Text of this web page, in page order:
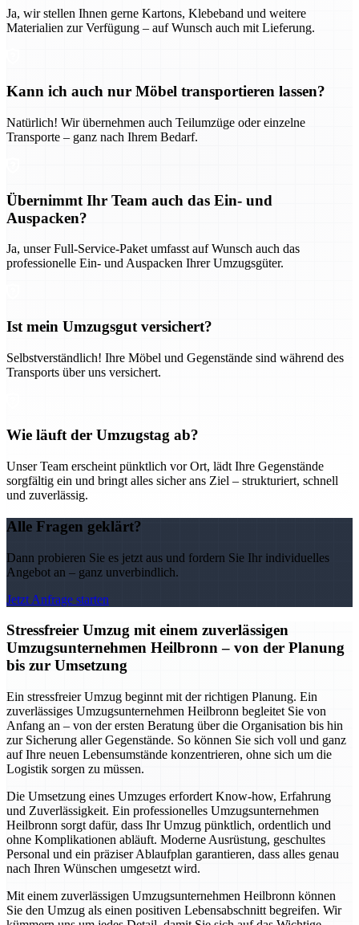
Ja, wir stellen Ihnen gerne Kartons, Klebeband und weitere
Materialien zur Verfügung – auf Wunsch auch mit Lieferung.
Kann ich auch nur Möbel transportieren lassen?
Natürlich! Wir übernehmen auch Teilumzüge oder einzelne
Transporte – ganz nach Ihrem Bedarf.
Übernimmt Ihr Team auch das Ein- und
Auspacken?
Ja, unser Full-Service-Paket umfasst auf Wunsch auch das
professionelle Ein- und Auspacken Ihrer Umzugsgüter.
Ist mein Umzugsgut versichert?
Selbstverständlich! Ihre Möbel und Gegenstände sind während des
Transports über uns versichert.
Wie läuft der Umzugstag ab?
Unser Team erscheint pünktlich vor Ort, lädt Ihre Gegenstände
sorgfältig ein und bringt alles sicher ans Ziel – strukturiert, schnell
und zuverlässig.
Alle Fragen geklärt?
Dann probieren Sie es jetzt aus und fordern Sie Ihr individuelles
Angebot an – ganz unverbindlich.
Jetzt Anfrage starten
Stressfreier Umzug mit einem zuverlässigen
Umzugsunternehmen Heilbronn – von der Planung
bis zur Umsetzung
Ein stressfreier Umzug beginnt mit der richtigen Planung. Ein
zuverlässiges Umzugsunternehmen Heilbronn begleitet Sie von
Anfang an – von der ersten Beratung über die Organisation bis hin
zur Sicherung aller Gegenstände. So können Sie sich voll und ganz
auf Ihre neuen Lebensumstände konzentrieren, ohne sich um die
Logistik sorgen zu müssen.
Die Umsetzung eines Umzuges erfordert Know-how, Erfahrung
und Zuverlässigkeit. Ein professionelles Umzugsunternehmen
Heilbronn sorgt dafür, dass Ihr Umzug pünktlich, ordentlich und
ohne Komplikationen abläuft. Moderne Ausrüstung, geschultes
Personal und ein präziser Ablaufplan garantieren, dass alles genau
nach Ihren Wünschen umgesetzt wird.
Mit einem zuverlässigen Umzugsunternehmen Heilbronn können
Sie den Umzug als einen positiven Lebensabschnitt begreifen. Wir